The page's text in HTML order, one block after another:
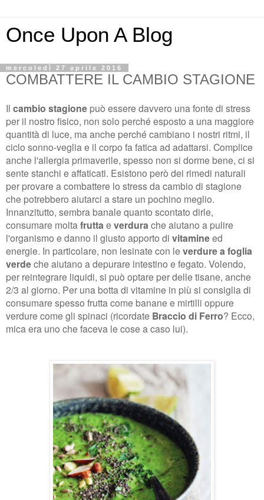
Once Upon A Blog
mercoledì 27 aprile 2016
COMBATTERE IL CAMBIO STAGIONE
Il cambio stagione può essere davvero una fonte di stress
per il nostro fisico, non solo perché esposto a una maggiore
quantità di luce, ma anche perché cambiano i nostri ritmi, il
ciclo sonno-veglia e il corpo fa fatica ad adattarsi. Complice
anche l'allergia primaverile, spesso non si dorme bene, ci si
sente stanchi e affaticati. Esistono però dei rimedi naturali
per provare a combattere lo stress da cambio di stagione
che potrebbero aiutarci a stare un pochino meglio.
Innanzitutto, sembra banale quanto scontato dirle,
consumare molta frutta e verdura che aiutano a pulire
l'organismo e danno il giusto apporto di vitamineed
energie. In particolare, non lesinate con le verdure a foglia
verdeche aiutano a depurare intestino e fegato. Volendo,
per reintegrare liquidi, si può optare per delle tisane, anche
2/3 al giorno. Per una botta di vitamine in più si consiglia di
consumare spesso frutta come banane e mirtilli oppure
verdure come gli spinaci (ricordate Braccio di Ferro? Ecco,
mica era uno che faceva le cose a caso lui).